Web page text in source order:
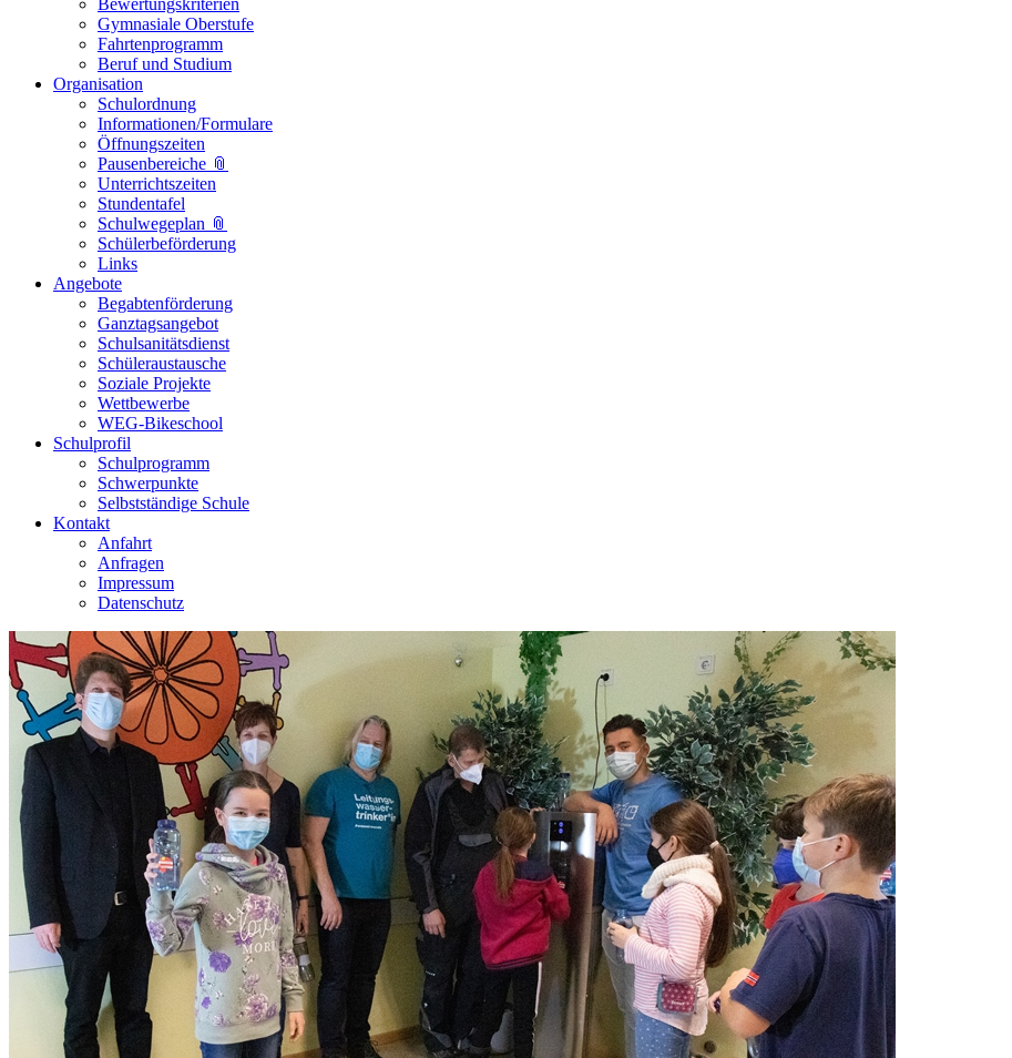
Bewertungskriterien
Gymnasiale Oberstufe
Fahrtenprogramm
Beruf und Studium
Organisation
Schulordnung
Informationen/Formulare
Öffnungszeiten
Pausenbereiche 📎
Unterrichtszeiten
Stundentafel
Schulwegeplan 📎
Schülerbeförderung
Links
Angebote
Begabtenförderung
Ganztagsangebot
Schulsanitätsdienst
Schüleraustausche
Soziale Projekte
Wettbewerbe
WEG-Bikeschool
Schulprofil
Schulprogramm
Schwerpunkte
Selbstständige Schule
Kontakt
Anfahrt
Anfragen
Impressum
Datenschutz